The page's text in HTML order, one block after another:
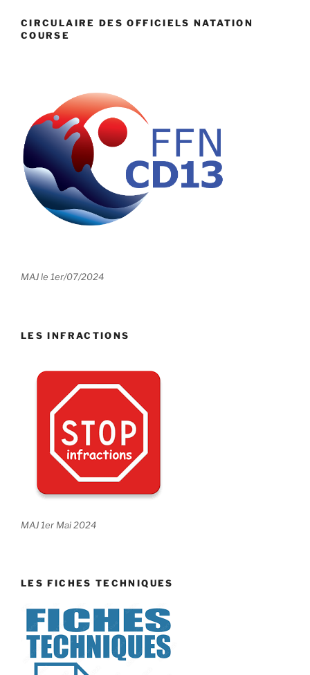
CIRCULAIRE DES OFFICIELS NATATION
COURSE
MAJ le 1er/07/2024
LES INFRACTIONS
MAJ 1er Mai 2024
LES FICHES TECHNIQUES